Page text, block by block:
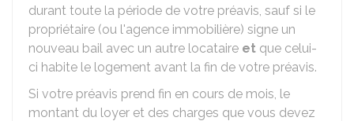
durant toute la période de votre préavis, sauf si le
propriétaire (ou l'agence immobilière) signe un
nouveau bail avec un autre locataire et que celui-
ci habite le logement avant la fin de votre préavis.
Si votre préavis prend fin en cours de mois, le
montant du loyer et des charges que vous devez